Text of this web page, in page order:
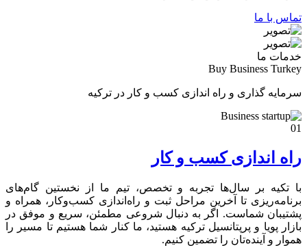
تماس با ما
خدمات ما
Buy Business Turkey
سرمایه گذاری و راه اندازی کسب و کار در ترکیه
01
راه اندازی کسب و کار
با تکیه بر سال‌ها تجربه و تخصص، تیم ما از نخستین گام‌های
برنامه‌ریزی تا آخرین مراحل ثبت و راه‌اندازی کسب‌وکار، همراه و
پشتیبان شماست. اگر به دنبال شروعی مطمئن، سریع و موفق در
بازار پویا و پرپتانسیل ترکیه هستید، ما کنار شما هستیم تا مسیر را
هموار و آینده‌تان را تضمین کنیم.